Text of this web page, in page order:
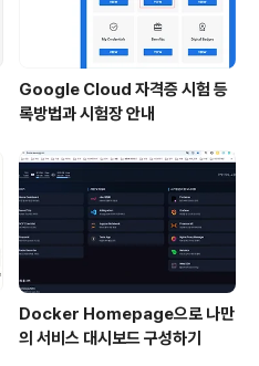
Google Cloud 자격증 시험 등
록방법과 시험장 안내
Docker Homepage으로 나만
의 서비스 대시보드 구성하기